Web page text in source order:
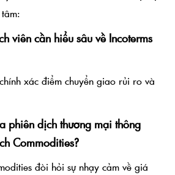
viên cần hiểu sâu về Incoterms
xác điểm chuyển giao rủi ro và
phiên dịch thương mại thông
Commodities?
đòi hỏi sự nhạy cảm về giá